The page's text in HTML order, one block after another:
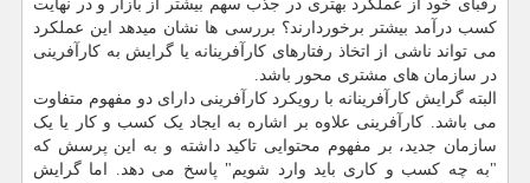
رقبای خود از عملکرد بهتری در جذب سهم بیشتر از بازار و در نهایت
کسب درآمد بیشتر برخوردارند؟ بررسی ها نشان میدهد این عملکرد
می تواند ناشی از اتخاذ رفتارهای کارآفرینانه یا گرایش به کارآفرینی
در سازمان های مشتری محور باشد.
البته گرایش کارآفرینانه با رویکرد کارآفرینی دارای دو مفهوم متفاوت
می باشد. کارآفرینی علاوه بر اشاره به ایجاد یک کسب و کار یا یک
سازمان جدید، بر مفهوم محتوایی تاکید داشته و به این پرسش که
"به چه کسب و کاری باید وارد شویم" پاسخ می دهد. اما گرایش